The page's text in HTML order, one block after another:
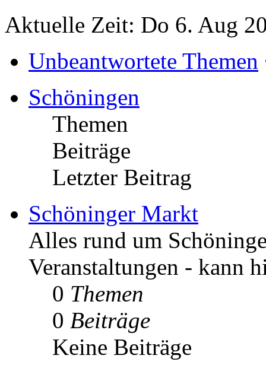
Aktuelle Zeit: Do 6. Aug
Unbeantwortete Themen
Schöningen
Themen
Beiträge
Letzter Beitrag
Schöninger Markt
Alles rund um
Veranstaltungen - kann
0 Themen
0 Beiträge
Keine Beiträge